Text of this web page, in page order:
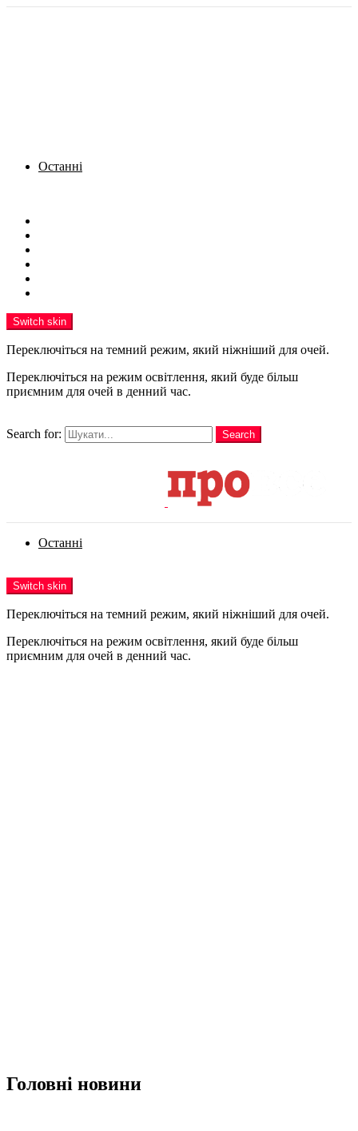
Останні
Switch skin
Переключіться на темний режим, який ніжніший для очей.
Переключіться на режим освітлення, який буде більш
приємним для очей в денний час.
Search for:
Search
Останні
Switch skin
Переключіться на темний режим, який ніжніший для очей.
Переключіться на режим освітлення, який буде більш
приємним для очей в денний час.
Головні новини